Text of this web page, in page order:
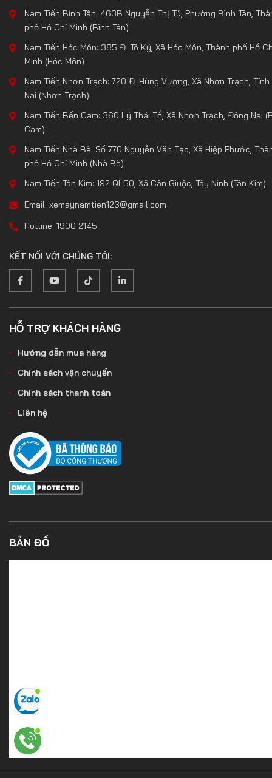
Nam Tiến Bình Tân: 463B Nguyễn Thị Tú, Phường Bình Tân,
phố Hồ Chí Minh (Bình Tân).
Nam Tiến Hóc Môn: 385 Đ. Tô Ký, Xã Hóc Môn, Thành phố Hồ
Minh (Hóc Môn).
Nam Tiến Nhơn Trạch: 720 Đ. Hùng Vương, Xã Nhơn Trạch,
Nai (Nhơn Trạch).
Nam Tiến Bến Cam: 360 Lý Thái Tổ, Xã Nhơn Trạch, Đồng Nai
Cam).
Nam Tiến Nhà Bè: Số 770 Nguyễn Văn Tạo, Xã Hiệp Phước,
phố Hồ Chí Minh (Nhà Bè).
Nam Tiến Tân Kim: 192 QL50, Xã Cần Giuộc, Tây Ninh (Tân Kim).
Email: xemaynamtien123@gmail.com
Hotline: 1900 2145
KẾT NỐI VỚI CHÚNG TÔI:
HỖ TRỢ KHÁCH HÀNG
Hướng dẫn mua hàng
Chính sách vận chuyển
Chính sách thanh toán
Liên hệ
BẢN ĐỒ